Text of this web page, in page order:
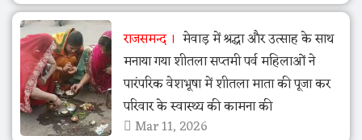
राजसमन्द
मेवाड़ में श्रद्धा और उत्साह के साथ
मनाया गया शीतला सप्तमी पर्व महिलाओं ने
पारंपरिक वेशभूषा में शीतला माता की पूजा कर
परिवार के स्वास्थ्य की कामना की
Mar 11, 2026